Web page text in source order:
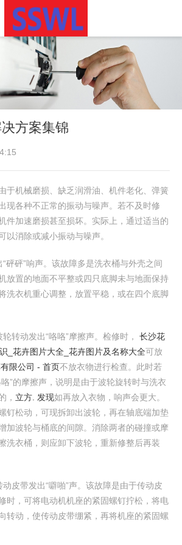
方案集锦
于机械磨损、缺乏润滑油、机件老化、弹簧
现各种不正常的振动与噪声。若不及时修
件加速磨损甚至损坏。实际上，通过适当的
以消除或减小振动与噪声。
砰砰”响声。该故障多是洗衣桶与外壳之间
放置的地面不平整或四只底脚未与地面保持
洗衣机重心调整，放置平稳，或在四个底脚
轮转动发出“咯咯”摩擦声。检修时， 长沙花
_花卉图片大全_花卉图片及名称大全可放
限公司 - 首页不放衣物进行检查。此时若
”的摩擦声，说明是由于波轮旋转时与洗衣
， 立方. 发现如再放入衣物，响声会更大。
钉松动，可现拆卸出波轮，再在轴底端加垫
加波轮与桶底的间隙。消除两者的碰撞或摩
洗衣桶，则应卸下波轮，重新修整后再装
皮带发出“噼啪”声。该故障是由于传动皮
时，可将电动机机座的紧固螺钉拧松，将电
转动，使传动皮带绷紧，再将机座的紧固螺